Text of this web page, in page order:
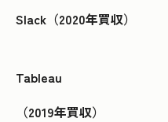
Slack（2020年買収）
Tableau
（2019年買収）